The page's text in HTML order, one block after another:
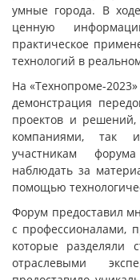
умные города. В
ценную
практическое
технологий в
На «Технопроме-
демонстрация
проектов и решений,
компаниями, так
участникам
наблюдать за
помощью
Форум предоставил
с профессионалами,
которые разделяли
отраслевыми